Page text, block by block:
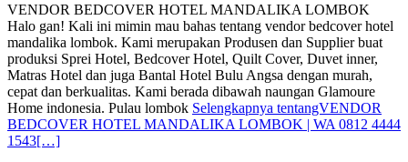
VENDOR BEDCOVER HOTEL MANDALIKA LOMBOK
Halo gan! Kali ini mimin mau bahas tentang vendor bedcover hotel
mandalika lombok. Kami merupakan Produsen dan Supplier buat
produksi Sprei Hotel, Bedcover Hotel, Quilt Cover, Duvet inner,
Matras Hotel dan juga Bantal Hotel Bulu Angsa dengan murah,
cepat dan berkualitas. Kami berada dibawah naungan Glamoure
Home indonesia. Pulau lombok Selengkapnya tentangVENDOR
BEDCOVER HOTEL MANDALIKA LOMBOK | WA 0812 4444
1543[…]